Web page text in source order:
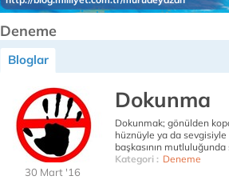
Deneme
Bloglar
30 Mart '16
Dokunma
Dokunmak; gönülden
hüznüyle ya da
başkasının
Kategori : Deneme